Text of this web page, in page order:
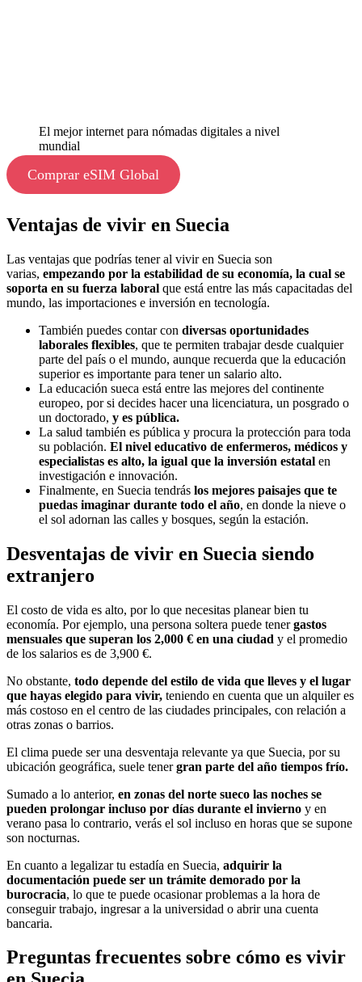
El mejor internet para nómadas digitales a nivel
mundial
Comprar eSIM Global
Ventajas de vivir en Suecia
Las ventajas que podrías tener al vivir en Suecia son
varias, empezando por la estabilidad de su economía, la cual se
soporta en su fuerza laboral que está entre las más capacitadas del
mundo, las importaciones e inversión en tecnología.
También puedes contar con diversas oportunidades
laborales flexibles, que te permiten trabajar desde cualquier
parte del país o el mundo, aunque recuerda que la educación
superior es importante para tener un salario alto.
La educación sueca está entre las mejores del continente
europeo, por si decides hacer una licenciatura, un posgrado o
un doctorado, y es pública.
La salud también es pública y procura la protección para toda
su población. El nivel educativo de enfermeros, médicos y
especialistas es alto, la igual que la inversión estatal en
investigación e innovación.
Finalmente, en Suecia tendrás los mejores paisajes que te
puedas imaginar durante todo el año, en donde la nieve o
el sol adornan las calles y bosques, según la estación.
Desventajas de vivir en Suecia siendo
extranjero
El costo de vida es alto, por lo que necesitas planear bien tu
economía. Por ejemplo, una persona soltera puede tenergastos
mensuales que superan los 2,000 € en una ciudad y el promedio
de los salarios es de 3,900 €.
No obstante, todo depende del estilo de vida que lleves y el lugar
que hayas elegido para vivir, teniendo en cuenta que un alquiler es
más costoso en el centro de las ciudades principales, con relación a
otras zonas o barrios.
El clima puede ser una desventaja relevante ya que Suecia, por su
ubicación geográfica, suele tenergran parte del año tiempos frío.
Sumado a lo anterior, en zonas del norte sueco las noches se
pueden prolongar incluso por días durante el invierno y en
verano pasa lo contrario, verás el sol incluso en horas que se supone
son nocturnas.
En cuanto a legalizar tu estadía en Suecia, adquirir la
documentación puede ser un trámite demorado por la
burocracia, lo que te puede ocasionar problemas a la hora de
conseguir trabajo, ingresar a la universidad o abrir una cuenta
bancaria.
Preguntas frecuentes sobre cómo es vivir